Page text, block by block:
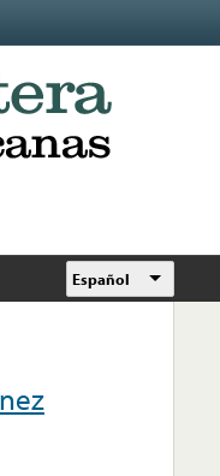
Español